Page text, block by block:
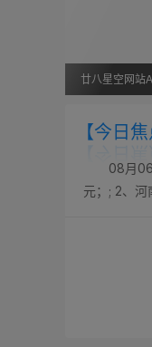
廿八星空网站
【今日焦
08月
元；; 2、